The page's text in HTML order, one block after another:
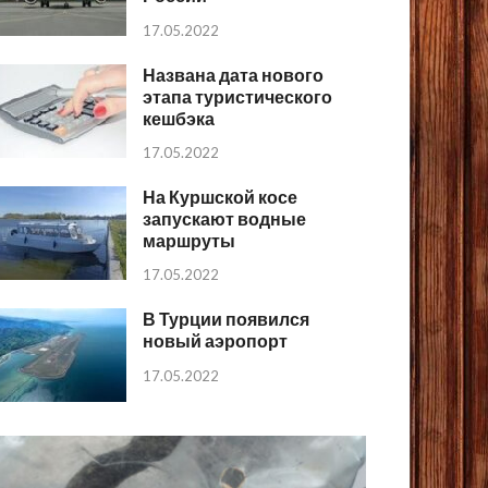
17.05.2022
Названа дата нового
этапа туристического
кешбэка
17.05.2022
На Куршской косе
запускают водные
маршруты
17.05.2022
В Турции появился
новый аэропорт
17.05.2022